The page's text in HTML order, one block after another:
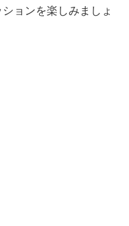
ョンを楽しみましょ